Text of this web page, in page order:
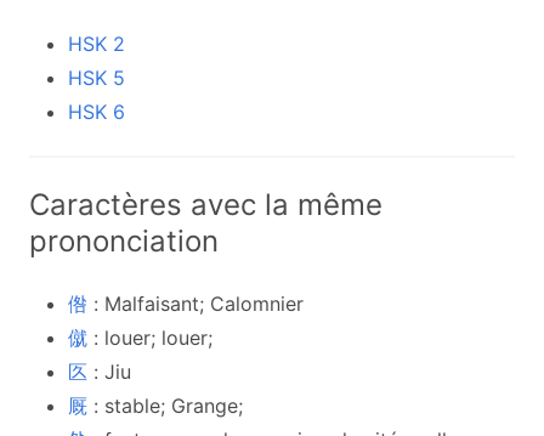
HSK 2
HSK 5
HSK 6
Caractères avec la même
prononciation
倃 : Malfaisant; Calomnier
僦 : louer; louer;
匛 : Jiu
厩 : stable; Grange;